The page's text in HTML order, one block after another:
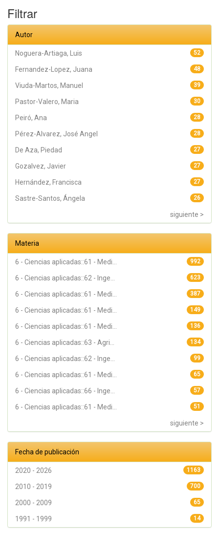
Filtrar
Autor
52
Noguera-Artiaga, Luis
48
Fernandez-Lopez, Juana
39
Viuda-Martos, Manuel
30
Pastor-Valero, Maria
28
Peiró, Ana
28
Pérez-Alvarez, José Angel
27
De Aza, Piedad
27
Gozalvez, Javier
27
Hernández, Francisca
26
Sastre-Santos, Ángela
siguiente >
Materia
992
6 - Ciencias aplicadas::61 - Medi...
623
6 - Ciencias aplicadas::62 - Inge...
387
6 - Ciencias aplicadas::61 - Medi...
149
6 - Ciencias aplicadas::61 - Medi...
136
6 - Ciencias aplicadas::61 - Medi...
134
6 - Ciencias aplicadas::63 - Agri...
99
6 - Ciencias aplicadas::62 - Inge...
65
6 - Ciencias aplicadas::61 - Medi...
57
6 - Ciencias aplicadas::66 - Inge...
51
6 - Ciencias aplicadas::61 - Medi...
siguiente >
Fecha de publicación
1163
2020 - 2026
700
2010 - 2019
65
2000 - 2009
14
1991 - 1999